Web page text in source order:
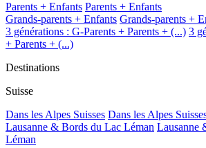
Parents + Enfants Parents + Enfants
Grands-parents + Enfants Grands-parents +
3 générations : G-Parents + Parents + (...) 3
+ Parents + (...)
Destinations
Suisse
Dans les Alpes Suisses Dans les Alpes
Lausanne & Bords du Lac Léman Lausanne
Léman